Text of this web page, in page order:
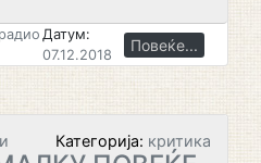
Датум:
07.12.2018
Повеќе...
Категорија: критика